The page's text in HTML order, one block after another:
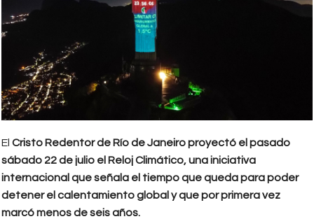
El Cristo Redentor de Río de Janeiro proyectó el pasado
sábado 22 de julio el Reloj Climático, una iniciativa
internacional que señala el tiempo que queda para poder
detener el calentamiento global y que por primera vez
marcó menos de seis años.